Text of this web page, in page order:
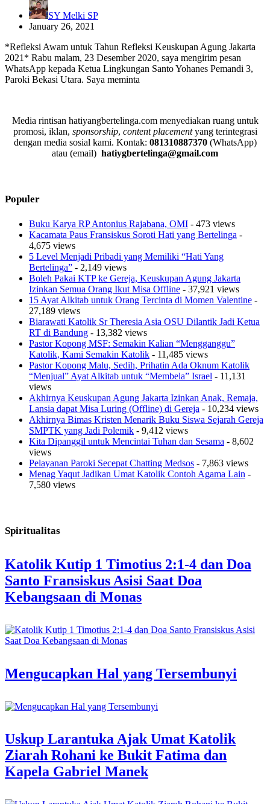
SY Melki SP
January 26, 2021
*Refleksi Awam untuk Tahun Refleksi Keuskupan Agung Jakarta
2021* Rabu malam, 23 Desember 2020, saya mengirim pesan
WhatsApp kepada Ketua Lingkungan Santo Yohanes Pemandi 3,
Paroki Bekasi Utara. Saya meminta
Media rintisan hatiyangbertelinga.com menyediakan ruang untuk
promosi, iklan, sponsorship, content placementyang terintegrasi
dengan media sosial kami. Kontak: 081310887370 (WhatsApp)
atau (email) hatiygbertelinga@gmail.com
Populer
Buku Karya RP Antonius Rajabana, OMI - 473 views
Kacamata Paus Fransiskus Soroti Hati yang Bertelinga -
4,675 views
5 Level Menjadi Pribadi yang Memiliki “Hati Yang
Bertelinga” - 2,149 views
Boleh Pakai KTP ke Gereja, Keuskupan Agung Jakarta
Izinkan Semua Orang Ikut Misa Offline - 37,921 views
15 Ayat Alkitab untuk Orang Tercinta di Momen Valentine -
27,189 views
Biarawati Katolik Sr Theresia Asia OSU Dilantik Jadi Ketua
RT di Bandung - 13,382 views
Pastor Kopong MSF: Semakin Kalian “Mengganggu”
Katolik, Kami Semakin Katolik - 11,485 views
Pastor Kopong Malu, Sedih, Prihatin Ada Oknum Katolik
“Menjual” Ayat Alkitab untuk “Membela” Israel - 11,131
views
Akhirnya Keuskupan Agung Jakarta Izinkan Anak, Remaja,
Lansia dapat Misa Luring (Offline) di Gereja - 10,234 views
Akhirnya Bimas Kristen Menarik Buku Siswa Sejarah Gereja
SMPTK yang Jadi Polemik - 9,412 views
Kita Dipanggil untuk Mencintai Tuhan dan Sesama - 8,602
views
Pelayanan Paroki Secepat Chatting Medsos - 7,863 views
Menag Yaqut Jadikan Umat Katolik Contoh Agama Lain -
7,580 views
Spiritualitas
Katolik Kutip 1 Timotius 2:1-4 dan Doa
Santo Fransiskus Asisi Saat Doa
Kebangsaan di Monas
Mengucapkan Hal yang Tersembunyi
Uskup Larantuka Ajak Umat Katolik
Ziarah Rohani ke Bukit Fatima dan
Kapela Gabriel Manek